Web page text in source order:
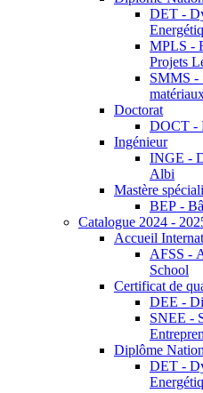
DET -
MPLS -
Projets
SMMS -
Doctorat
DOCT -
Ingénieur
INGE -
Albi
Mastère
BEP -
Catalogue 2024 -
Accueil
AFSS -
School
Certificat de
DEE -
SNEE -
Diplôme
DET -